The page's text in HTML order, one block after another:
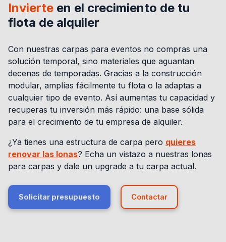
Invierte en el crecimiento de tu
flota de alquiler
Con nuestras carpas para eventos no compras una
solución temporal, sino materiales que aguantan
decenas de temporadas. Gracias a la construcción
modular, amplías fácilmente tu flota o la adaptas a
cualquier tipo de evento. Así aumentas tu capacidad y
recuperas tu inversión más rápido: una base sólida
para el crecimiento de tu empresa de alquiler.
¿Ya tienes una estructura de carpa pero quieres
renovar las lonas? Echa un vistazo a nuestras lonas
para carpas y dale un upgrade a tu carpa actual.
Solicitar presupuesto Contactar